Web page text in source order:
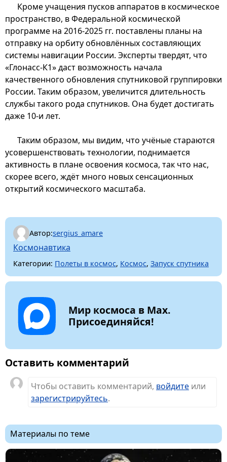
Кроме учащения пусков аппаратов в космическое
пространство, в Федеральной космической
программе на 2016-2025 гг. поставлены планы на
отправку на орбиту обновлённых составляющих
системы навигации России. Эксперты твердят, что
«Глонасс-К1» даст возможность начала
качественного обновления спутниковой группировки
России. Таким образом, увеличится длительность
службы такого рода спутников. Она будет достигать
даже 10-и лет.
Таким образом, мы видим, что учёные стараются
усовершенствовать технологии, поднимается
активность в плане освоения космоса, так что нас,
скорее всего, ждёт много новых сенсационных
открытий космического масштаба.
Автор:sergius_amare
Космонавтика
Категории: Полеты в космос, Космос, Запуск спутника
Мир космоса в Max.
Присоединяйся!
Оставить комментарий
Чтобы оставить комментарий, войдите или
зарегистрируйтесь.
Материалы по теме